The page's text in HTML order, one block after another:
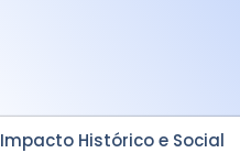
Impacto Histórico e Social